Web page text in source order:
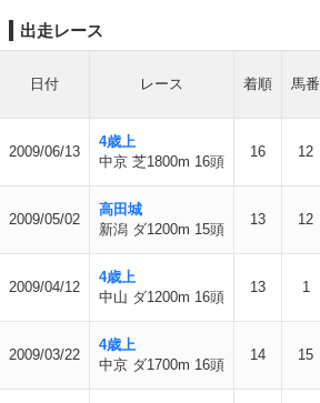
出走レース
日付 レース 着順 馬番
2009/06/13
4歳上
中京 芝1800m 16頭
16 12
2009/05/02
高田城
新潟 ダ1200m 15頭
13 12
2009/04/12
4歳上
中山 ダ1200m 16頭
13 1
2009/03/22
4歳上
中京 ダ1700m 16頭
14 15